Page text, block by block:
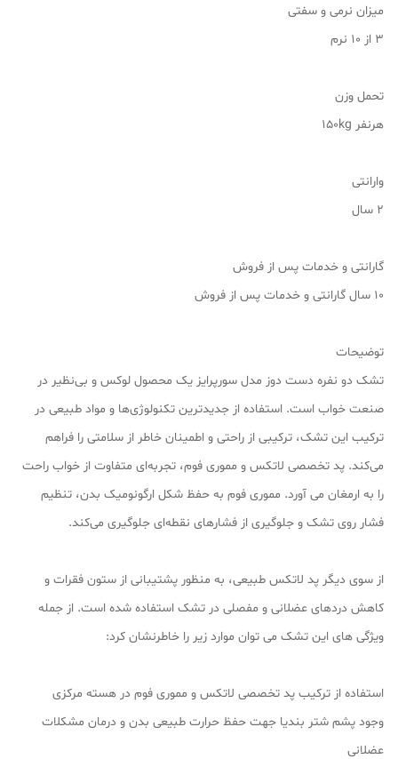
میزان نرمی و سفتی
3 از 10 نرم
تحمل وزن
هرنفر 150kg
وارانتی
2 سال
گارانتی و خدمات پس از فروش
۱۰ سال گارانتی و خدمات پس از فروش
توضیحات
تشک دو نفره دست دوز مدل سورپرایز یک محصول لوکس و بی‌نظیر در
صنعت خواب است. استفاده از جدیدترین تکنولوژی‌ها و مواد طبیعی در
ترکیب این تشک، ترکیبی از راحتی و اطمینان خاطر از سلامتی را فراهم
می‌کند. پد تخصصی لاتکس و مموری فوم، تجربه‌ای متفاوت از خواب راحت
را به ارمغان می آورد. مموری فوم به حفظ شکل‌ ارگونومیک بدن، تنظیم
فشار روی تشک و جلوگیری از فشارهای نقطه‌ای جلوگیری می‌کند.
از سوی دیگر پد لاتکس طبیعی، به منظور پشتیبانی از ستون فقرات و
کاهش دردهای عضلانی و مفصلی در تشک استفاده شده است. از جمله
ویژگی های این تشک می توان موارد زیر را خاطرنشان کرد:
استفاده از ترکیب پد تخصصی لاتکس و مموری فوم در هسته مرکزی
وجود پشم شتر بندیا جهت حفظ حرارت طبیعی بدن و درمان مشکلات
عضلانی